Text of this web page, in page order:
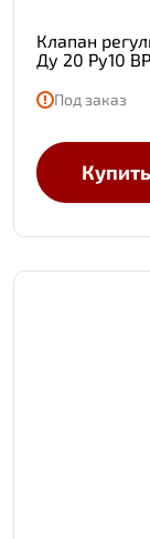
Клапан
Ду 20 Ру10
Под заказ
Купить